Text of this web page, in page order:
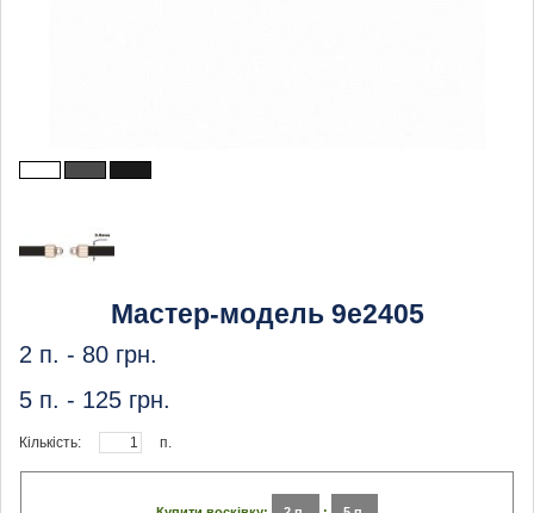
Мастер-модель 9e2405
2 п. - 80 грн.
5 п. - 125 грн.
Кількість: п.